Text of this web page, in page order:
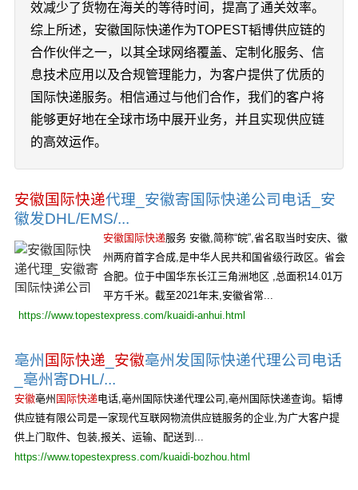
效减少了货物在海关的等待时间，提高了通关效率。
综上所述，安徽国际快递作为TOPEST韬博供应链的
合作伙伴之一，以其全球网络覆盖、定制化服务、信
息技术应用以及合规管理能力，为客户提供了优质的
国际快递服务。相信通过与他们合作，我们的客户将
能够更好地在全球市场中展开业务，并且实现供应链
的高效运作。
安徽国际快递代理_安徽寄国际快递公司电话_安
徽发DHL/EMS/...
安徽国际快递服务 安徽,简称“皖”,省名取当时安庆、徽
州两府首字合成,是中华人民共和国省级行政区。省会
合肥。位于中国华东长江三角洲地区 ,总面积14.01万
平方千米。截至2021年末,安徽省常...
https://www.topestexpress.com/kuaidi-anhui.html
亳州 国际快递 安徽亳州发国际快递代理公司电话
_亳州寄DHL/...
安徽亳州 国际快递电话,亳州国际快递代理公司,亳州国际快递查询。韬博
供应链有限公司是一家现代互联网物流供应链服务的企业,为广大客户提
供上门取件、包装,报关、运输、配送到...
https://www.topestexpress.com/kuaidi-bozhou.html